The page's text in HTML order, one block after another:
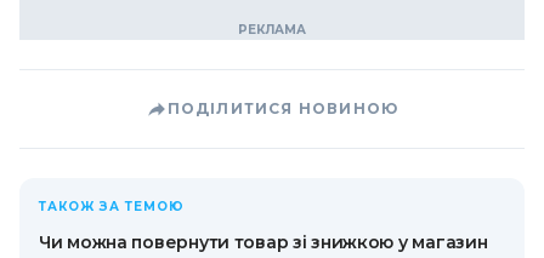
ПОДІЛИТИСЯ НОВИНОЮ
ТАКОЖ ЗА ТЕМОЮ
Чи можна повернути товар зі знижкою у магазин